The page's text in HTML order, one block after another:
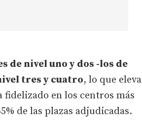
de nivel uno y dos -los de
tres y cuatro, lo que eleva
fidelizado en los centros más
de las plazas adjudicadas.